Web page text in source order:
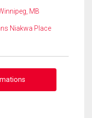
MB
Niakwa Place